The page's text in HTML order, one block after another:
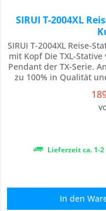
SIRUI T-2004XL
SIRUI T-2004XL Reise-
mit Kopf Die TXL-
Pendant der TX-Serie.
zu 100% in Qualität
Sie sind in jeder
Lieferzeit ca. 1-
In den